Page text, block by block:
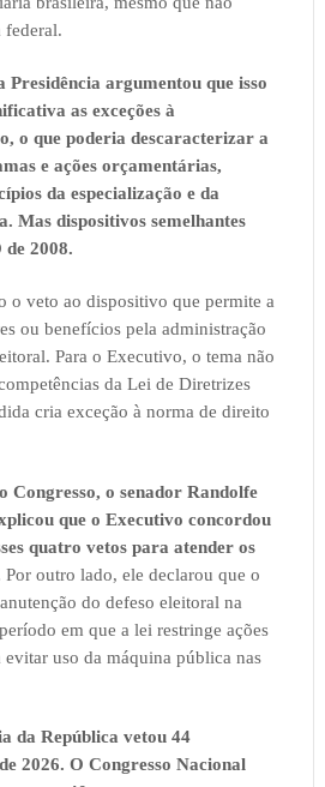
federal.
argumentou que isso
as exceções à
o que poderia descaracterizar a
e ações orçamentárias,
da especialização e da
Mas dispositivos semelhantes
de 2008.
o veto ao dispositivo que permite a
ou benefícios pela administração
Para o Executivo, o tema não
da Lei de Diretrizes
cria exceção à norma de direito
Congresso, o senador Randolfe
que o Executivo concordou
quatro vetos para atender os
Por outro lado, ele declarou que o
do defeso eleitoral na
em que a lei restringe ações
uso da máquina pública nas
da República vetou 44
2026. O Congresso Nacional